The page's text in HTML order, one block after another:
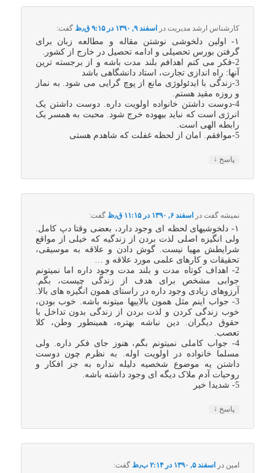
کارشناس ارشد مدیریتدر اسفند ۹, ۱۳۹۰ در ۹:۱۵ ق٫ظ گفت:
۱- اولین دلخوشی نوشتن مقاله و مطالعه زبان برای
گرفتن بورس تحصیلی و ادامه تحصیل در خارج از کشور.
2-فکر می کنم اهدافم بلند مدت باشه و از برجسته ترین
آنها: راه اندازی تجارت، استاد دانشگاهی باشد
3-زندگی با ایدئولوژی مانع از پوچ گرایی می شود. به نماز
و روزه مقید هستم.
4-دوست داشتن خانواده اولویت داره. دوست داشتن یک
انرژی است که نباید بیهوده خرج شود. محبت به همسر یک
رابطه الهی است.
5-موافقم. امان از لحظه غفلت که شاهدم هستی
پاسخ ↓
نمیشه گفتدر اسفند ۶, ۱۳۹۰ در ۱۱:۱۵ ق٫ظ گفت:
۱- دلخوشیهای لحظه ای وجود دارد، بعضی وقتا دپ کامل.
ولی انگیزه اصلی لذت بردن از زندگیه که خیلی از مواقع
شرایطش مهیا نیست. گوش دادن و علاقه به موسیقی،
تحقیقات و کارهای علمی مورد علاقه و …
2- اهداف کوتاه مدت و بلند مدت وجود داره اما نمیتونم
جوابی مشخص برای هدف از زندگی چیست، بگم.
آرزوهای زیادی وجود داره در راستای همون انگیزه های بالا.
3- جواب اینم مثل همون بالاییها میتونه باشه. خوب بودن،
خوب زندگی کردن و لذت بردن از زندگی بدون تداخل با
حقوق دیگران. دین نباشه بهتره، همینطور وطن، کلا
تعصب.
4- جواب کاملی نمیتونم بگم، هنوز جای فکر داره. ولی
مسلما خانواده در اولویت اوله. به نظرم چون دوست
داشتن یه موضوع شخصیه دلیله نداره به جز افکار و
روحیات آدم ملاک دیگه ای وجود داشته باشه.
5- شدیدا خیر
پاسخ ↓
امین در اسفند ۵, ۱۳۹۰ در ۲:۱۴ ب٫ظ گفت: